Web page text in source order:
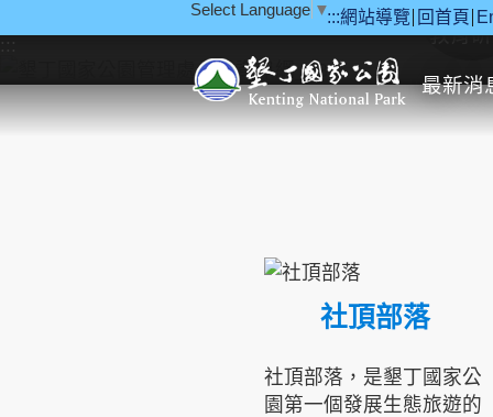
:::網站導覽 回首頁
Select Language ▼
最新消
::: 教育
社頂部落
社頂部落，是墾丁國家公
園第一個發展生態旅遊的